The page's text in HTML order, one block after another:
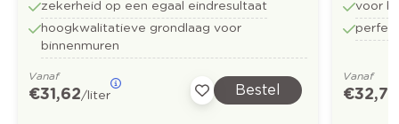
zekerheid op een egaal eindresultaat
hoogkwalitatieve grondlaag voor
binnenmuren
Vanaf
€ 31,62/liter Bestel
voor
Vanaf
€ 32,73